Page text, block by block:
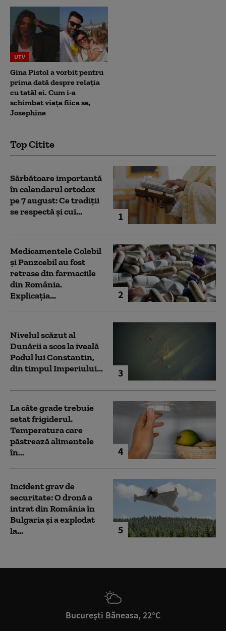
UTV
Gina Pistol a vorbit pentru
prima dată despre relația
cu tatăl ei. Cum i-a
schimbat viața fiica sa,
Josephine
Top Citite
1
Sărbătoare importantă
în calendarul ortodox
pe 7 august: Ce tradiții
se respectă și cui...
2
Medicamentele Colebil
și Panzcebil au fost
retrase din farmaciile
din România.
Explicația...
3
Nivelul scăzut al
Dunării a scos la iveală
Podul lui Constantin,
din timpul Imperiului...
4
La câte grade trebuie
setat frigiderul.
Temperatura care
păstrează alimentele
în...
5
Incident grav de
securitate: O dronă a
intrat din România în
Bulgaria şi a explodat
la...
București Băneasa, 22°C